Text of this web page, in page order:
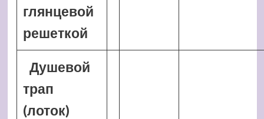
глянцевой
решеткой
Душевой
трап
(лоток)